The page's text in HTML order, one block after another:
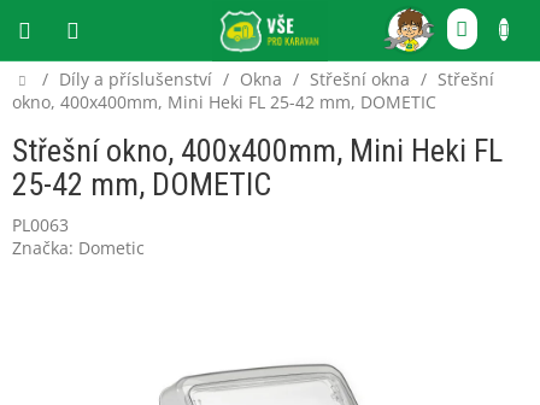
obsah
CZK
Domů
/ Díly a příslušenství / Okna / Střešní okna / Střešní
okno, 400x400mm, Mini Heki FL 25-42 mm, DOMETIC
Střešní okno, 400x400mm, Mini Heki FL
25-42 mm, DOMETIC
PL0063
Značka: Dometic